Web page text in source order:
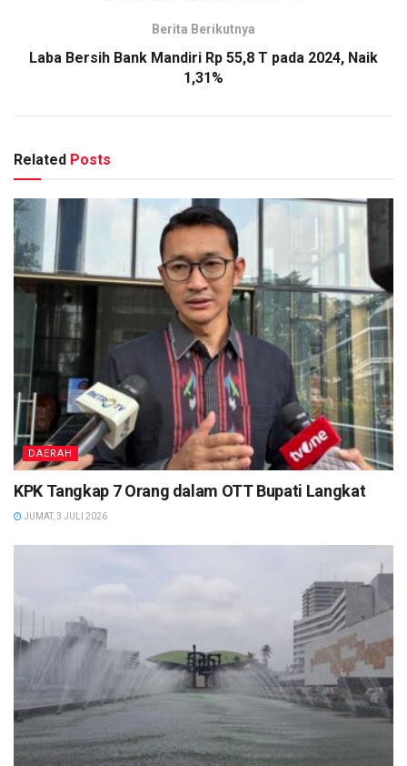
Berita Berikutnya
Laba Bersih Bank Mandiri Rp 55,8 T pada 2024, Naik
1,31%
Related Posts
DAERAH
KPK Tangkap 7 Orang dalam OTT Bupati Langkat
JUMAT, 3 JULI 2026